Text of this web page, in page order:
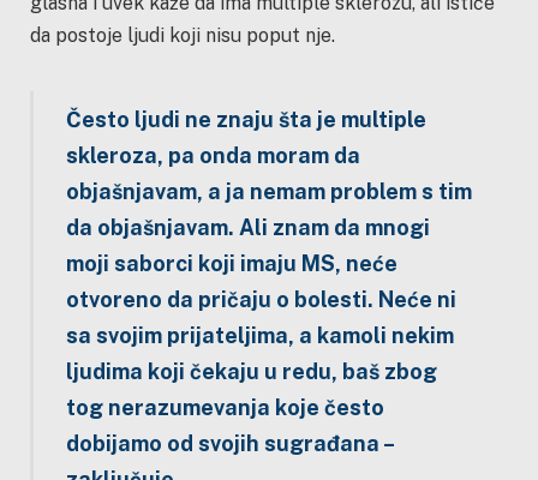
da postoje ljudi koji nisu poput nje.
Često ljudi ne znaju šta je multiple
skleroza, pa onda moram da
objašnjavam, a ja nemam problem s tim
da objašnjavam. Ali znam da mnogi
moji saborci koji imaju MS, neće
otvoreno da pričaju o bolesti. Neće ni
sa svojim prijateljima, a kamoli nekim
ljudima koji čekaju u redu, baš zbog
tog nerazumevanja koje često
dobijamo od svojih sugrađana –